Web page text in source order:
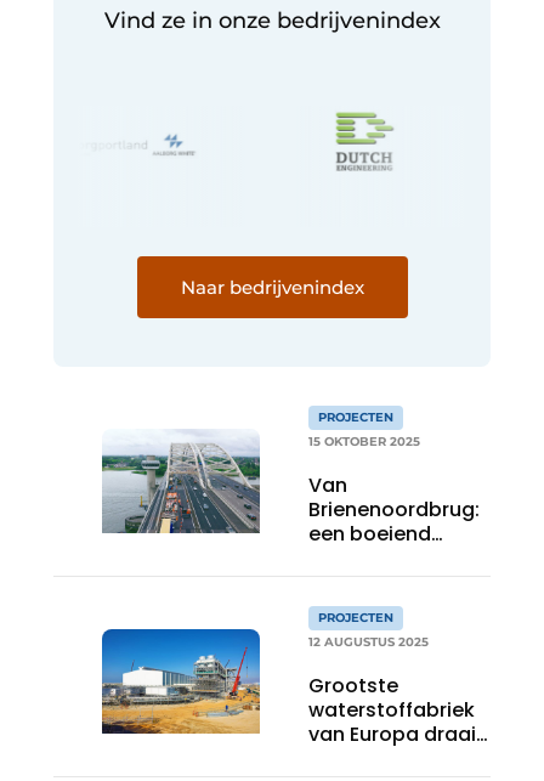
Vind ze in onze bedrijvenindex
Naar bedrijvenindex
PROJECTEN
15 OKTOBER 2025
Van
Brienenoordbrug:
een boeiend
hout en staal
PROJECTEN
12 AUGUSTUS 2025
Grootste
waterstoffabriek
van Europa draait